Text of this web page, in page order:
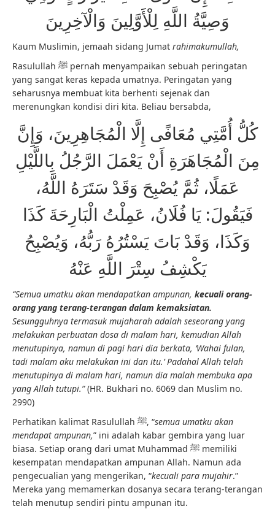
وَصِيَّةُ اللَّهِ لِلْأَوَّلِينَ وَالْآخِرِينَ
Kaum Muslimin, jemaah sidang Jumat rahimakumullah,
Rasulullah ﷺ pernah menyampaikan sebuah peringatan
yang sangat keras kepada umatnya. Peringatan yang
seharusnya membuat kita berhenti sejenak dan
merenungkan kondisi diri kita. Beliau bersabda,
كُلُّ أُمَّتِي مُعَافًى إِلَّا الْمُجَاهِرِينَ، وَإِنَّ
مِنَ الْمُجَاهَرَةِ أَنْ يَعْمَلَ الرَّجُلُ بِاللَّيْلِ
عَمَلًا، ثُمَّ يُصْبِحَ وَقَدْ سَتَرَهُ اللَّهُ،
فَيَقُولَ: يَا فُلَانُ، عَمِلْتُ الْبَارِحَةَ كَذَا
وَكَذَا، وَقَدْ بَاتَ يَسْتُرُهُ رَبُّهُ، وَيُصْبِحُ
يَكْشِفُ سِتْرَ اللَّهِ عَنْهُ
“Semua umatku akan mendapatkan ampunan, kecuali orang-
orang yang terang-terangan dalam kemaksiatan.
Sesungguhnya termasuk mujaharah adalah seseorang yang
melakukan perbuatan dosa di malam hari, kemudian Allah
menutupinya, namun di pagi hari dia berkata, ‘Wahai fulan,
tadi malam aku melakukan ini dan itu.’ Padahal Allah telah
menutupinya di malam hari, namun dia malah membuka apa
yang Allah tutupi.”(HR. Bukhari no. 6069 dan Muslim no.
2990)
Perhatikan kalimat Rasulullah ﷺ, “semua umatku akan
mendapat ampunan,” ini adalah kabar gembira yang luar
biasa. Setiap orang dari umat Muhammad ﷺ memiliki
kesempatan mendapatkan ampunan Allah. Namun ada
pengecualian yang mengerikan, “kecuali para mujahir.”
Mereka yang memamerkan dosanya secara terang-terangan
telah menutup sendiri pintu ampunan itu.